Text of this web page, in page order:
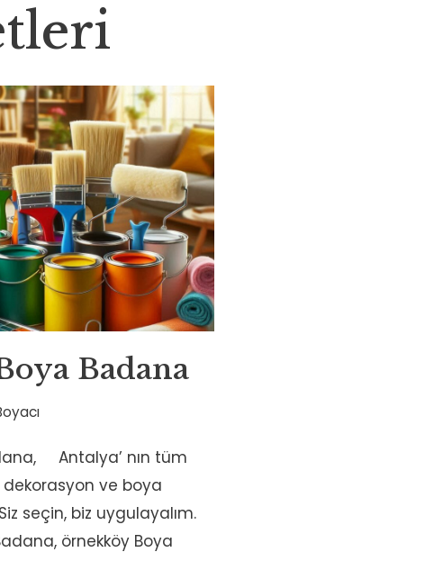
Badana
Antalya’ nın tüm
ve boya
seçin, biz uygulayalım.
örnekköy Boya